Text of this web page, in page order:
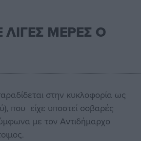
ΜΕΡΕΣ Ο
στην κυκλοφορία ως
που είχε υποστεί σοβαρές
με τον Αντιδήμαρχο